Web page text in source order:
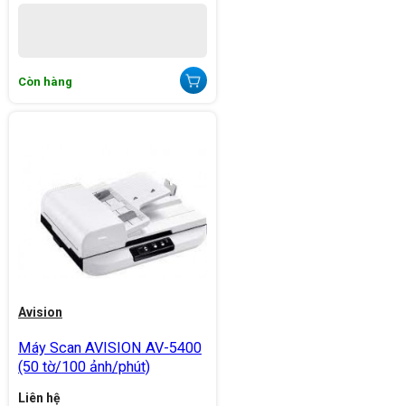
Còn hàng
Avision
Máy Scan AVISION AV-5400
(50 tờ/100 ảnh/phút)
Liên hệ